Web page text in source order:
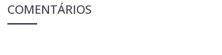
COMENTÁRIOS